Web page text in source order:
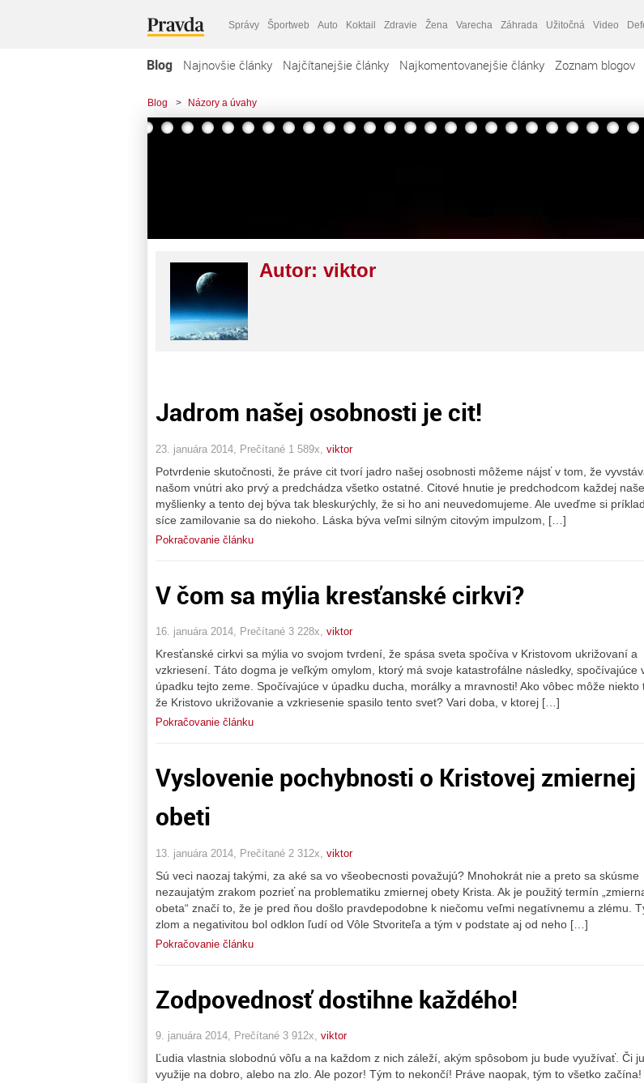
Správy Športweb Auto Koktail Zdravie Žena Varecha Záhrada Užitočná Video
Blog Najnovšie články Najčítanejšie články Najkomentovanejšie články Zoznam blogov
Blog > Názory a úvahy
Autor: viktor
Jadrom našej osobnosti je cit!
23. januára 2014, Prečítané 1 589x, viktor
Potvrdenie skutočnosti, že práve cit tvorí jadro našej osobnosti môžeme nájsť v tom, že
našom vnútri ako prvý a predchádza všetko ostatné. Citové hnutie je predchodcom každej
myšlienky a tento dej býva tak bleskurýchly, že si ho ani neuvedomujeme. Ale uveďme si
síce zamilovanie sa do niekoho. Láska býva veľmi silným citovým impulzom, […]
Pokračovanie článku
V čom sa mýlia kresťanské cirkvi?
16. januára 2014, Prečítané 3 228x, viktor
Kresťanské cirkvi sa mýlia vo svojom tvrdení, že spása sveta spočíva v Kristovom ukrižovaní a
vzkriesení. Táto dogma je veľkým omylom, ktorý má svoje katastrofálne následky, spočívajúce
úpadku tejto zeme. Spočívajúce v úpadku ducha, morálky a mravnosti! Ako vôbec môže niekto
že Kristovo ukrižovanie a vzkriesenie spasilo tento svet? Vari doba, v ktorej […]
Pokračovanie článku
Vyslovenie pochybnosti o Kristovej zmiernej
obeti
13. januára 2014, Prečítané 2 312x, viktor
Sú veci naozaj takými, za aké sa vo všeobecnosti považujú? Mnohokrát nie a preto sa skúsme
nezaujatým zrakom pozrieť na problematiku zmiernej obety Krista. Ak je použitý termín
obeta“ značí to, že je pred ňou došlo pravdepodobne k niečomu veľmi negatívnemu a zlému.
zlom a negativitou bol odklon ľudí od Vôle Stvoriteľa a tým v podstate aj od neho […]
Pokračovanie článku
Zodpovednosť dostihne každého!
9. januára 2014, Prečítané 3 912x, viktor
Ľudia vlastnia slobodnú vôľu a na každom z nich záleží, akým spôsobom ju bude využívať. Či ju
využije na dobro, alebo na zlo. Ale pozor! Tým to nekončí! Práve naopak, tým to všetko začína!